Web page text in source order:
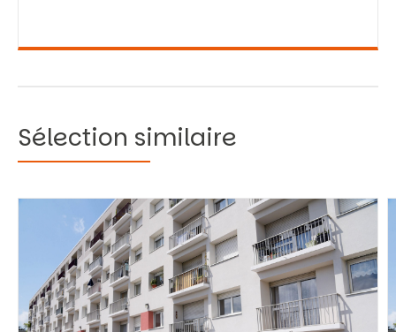
Sélection similaire